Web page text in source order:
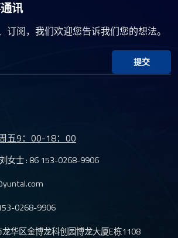
能会议室系统中。 7.物理隐私快门：为
计考虑到与主流视频会议平台的兼容性，
程。 9.耐用性和可靠性：两种镜片均采用
于频繁使用的环境，降低维护成本。 10.
能的同时，云泰时代光学提供有竞争力
头系列，凭借其高分辨率镜头、低失真
挑战，云泰时代光学为企业提供先进的
讯
订阅，我们欢迎您告诉我们您的想法。
提交
五9：00-18：00
女士 :86 153-0268-9906
0268-9906
华区金博龙科创园博龙大厦E栋1108